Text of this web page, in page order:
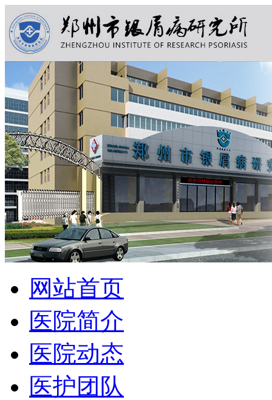
网站首页
医院简介
医院动态
医护团队